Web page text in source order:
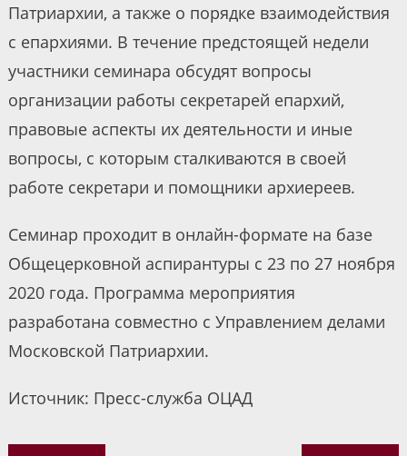
Патриархии, а также о порядке взаимодействия
с епархиями. В течение предстоящей недели
участники семинара обсудят вопросы
организации работы секретарей епархий,
правовые аспекты их деятельности и иные
вопросы, с которым сталкиваются в своей
работе секретари и помощники архиереев.
Семинар проходит в онлайн-формате на базе
Общецерковной аспирантуры с 23 по 27 ноября
2020 года. Программа мероприятия
разработана совместно с Управлением делами
Московской Патриархии.
Источник: Пресс-служба ОЦАД